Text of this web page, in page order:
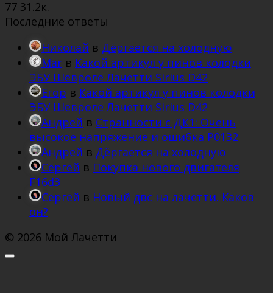
77 31.2к.
Последние ответы
Николай в Дёргается на холодную
Mar в Какой артикул у пинов колодки
ЭБУ Шевроле Лачетти Sirius D42
Егор в Какой артикул у пинов колодки
ЭБУ Шевроле Лачетти Sirius D42
Андрей в Странности с ДК1: Очень
высокое напряжение и ошибка Р0132
Андрей в Дёргается на холодную
Сергей в Покупка нового двигателя
F16d3
Сергей в Новый двс на лачетти. Каков
он?
© 2026 Мой Лачетти